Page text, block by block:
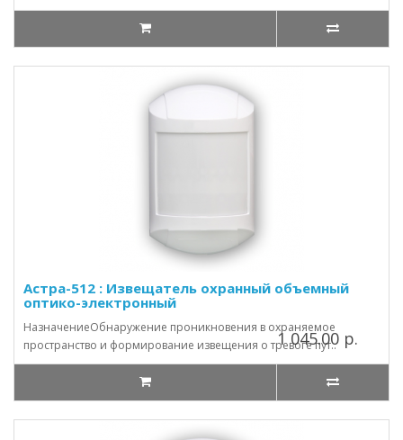
Астра-512 : Извещатель охранный объемный
оптико-электронный
НазначениеОбнаружение проникновения в охраняемое
пространство и формирование извещения о тревоге пут..
1 045.00 р.